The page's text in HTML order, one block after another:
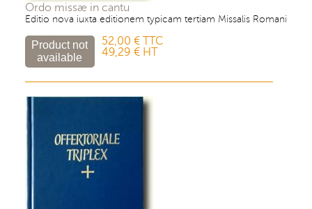
Ordo missæ in cantu
Editio nova iuxta editionem typicam tertiam Missalis Romani
52,00 € TTC
49,29 € HT